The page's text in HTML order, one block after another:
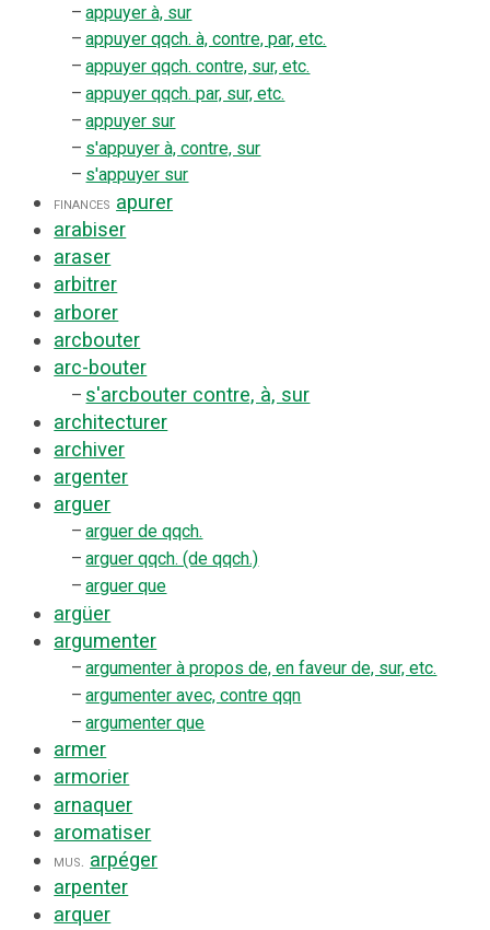
– appuyer à, sur
– appuyer qqch. à, contre, par, etc.
– appuyer qqch. contre, sur, etc.
– appuyer qqch. par, sur, etc.
– appuyer sur
– s'appuyer à, contre, sur
– s'appuyer sur
finances apurer
arabiser
araser
arbitrer
arborer
arcbouter
arc-bouter
– s'arcbouter contre, à, sur
architecturer
archiver
argenter
arguer
– arguer de qqch.
– arguer qqch. (de qqch.)
– arguer que
argüer
argumenter
– argumenter à propos de, en faveur de, sur, etc.
– argumenter avec, contre qqn
– argumenter que
armer
armorier
arnaquer
aromatiser
mus. arpéger
arpenter
arquer